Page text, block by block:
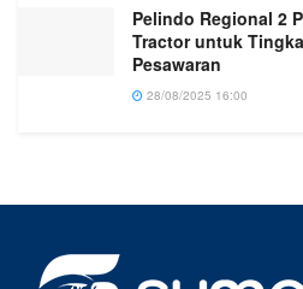
Pelindo Regional 2
Tractor untuk
Pesawaran
28/08/2025 16:00